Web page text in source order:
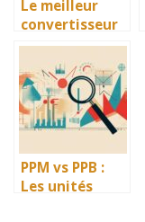
Le meilleur
convertisseur
pour allume-
cigare : bien
faire son choix
PPM vs PPB :
Les unités